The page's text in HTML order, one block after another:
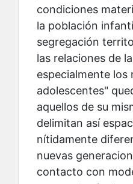
condiciones
la población
segregación
las relaciones de
especialmente los
adolescentes"
aquellos de su
delimitan así
nítidamente
nuevas
contacto con